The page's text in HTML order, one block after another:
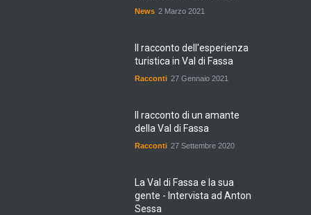
News 2 Marzo 2021
Il racconto dell'esperienza
turistica in Val di Fassa
Racconti 27 Gennaio 2021
Il racconto di un amante
della Val di Fassa
Racconti 27 Settembre 2020
La Val di Fassa e la sua
gente - Intervista ad Anton
Sessa